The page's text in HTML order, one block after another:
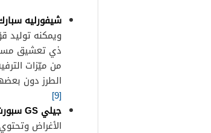
شيفورليه سبارك
ذي تعشيق
من ميّزات
الطرز دون بعضها الآخر،
[9]
جيلي GS سبورت 2020: